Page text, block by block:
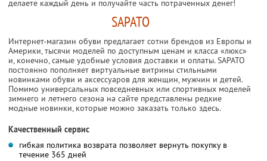
делаете каждый день и получайте часть потраченных денег!
SAPATO
Интернет-магазин обуви предлагает сотни брендов из Европы и
Америки, тысячи моделей по доступным ценам и класса «люкс»
и, конечно, самые удобные условия доставки и оплаты. SAPATO
постоянно пополняет виртуальные витрины стильными
новинками обуви и аксессуаров для женщин, мужчин и детей.
Помимо универсальных повседневных или спортивных моделей
зимнего и летнего сезона на сайте представлены редкие
модные новинки, которые можно заказать только здесь.
Качественный сервис
гибкая политика возврата позволяет вернуть покупку в
течение 365 дней